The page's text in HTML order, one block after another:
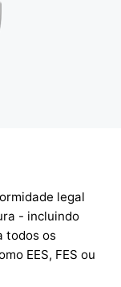
legal
- incluindo
todos os
EES, FES ou